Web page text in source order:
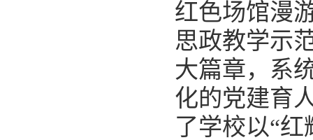
红色场馆漫
思政教学示
大篇章，系
化的党建育
了学校以“